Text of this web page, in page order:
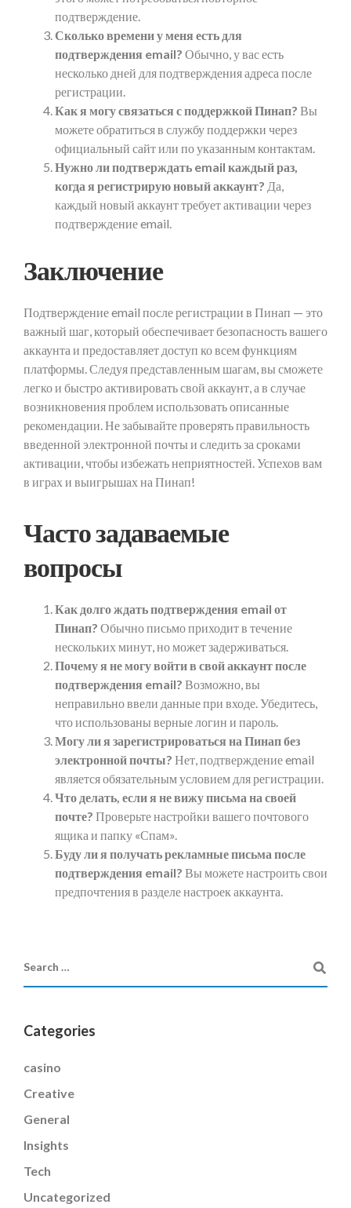
подтверждение.
Сколько времени у меня есть для
подтверждения email? Обычно, у вас есть
несколько дней для подтверждения адреса после
регистрации.
Как я могу связаться с поддержкой Пинап? Вы
можете обратиться в службу поддержки через
официальный сайт или по указанным контактам.
Нужно ли подтверждать email каждый раз,
когда я регистрирую новый аккаунт? Да,
каждый новый аккаунт требует активации через
подтверждение email.
Заключение
Подтверждение email после регистрации в Пинап — это
важный шаг, который обеспечивает безопасность вашего
аккаунта и предоставляет доступ ко всем функциям
платформы. Следуя представленным шагам, вы сможете
легко и быстро активировать свой аккаунт, а в случае
возникновения проблем использовать описанные
рекомендации. Не забывайте проверять правильность
введенной электронной почты и следить за сроками
активации, чтобы избежать неприятностей. Успехов вам
в играх и выигрышах на Пинап!
Часто задаваемые
вопросы
Как долго ждать подтверждения email от
Пинап? Обычно письмо приходит в течение
нескольких минут, но может задерживаться.
Почему я не могу войти в свой аккаунт после
подтверждения email? Возможно, вы
неправильно ввели данные при входе. Убедитесь,
что использованы верные логин и пароль.
Могу ли я зарегистрироваться на Пинап без
электронной почты? Нет, подтверждение email
является обязательным условием для регистрации.
Что делать, если я не вижу письма на своей
почте? Проверьте настройки вашего почтового
ящика и папку «Спам».
Буду ли я получать рекламные письма после
подтверждения email? Вы можете настроить свои
предпочтения в разделе настроек аккаунта.
Categories
casino
Creative
General
Insights
Tech
Uncategorized